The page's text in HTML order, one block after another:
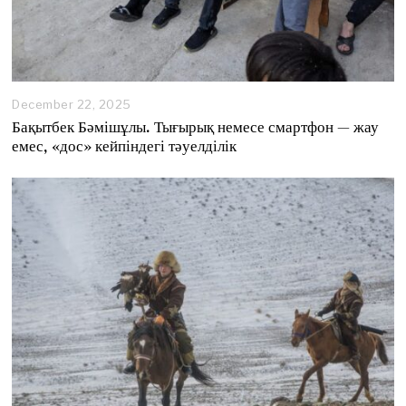
December 22, 2025
c
e
b
e
2
3
,
2
0
2
5
Бақытбек Бәмішұлы. Тығырық немесе смартфон — жау
емес, «дос» кейпіндегі тәуелділік